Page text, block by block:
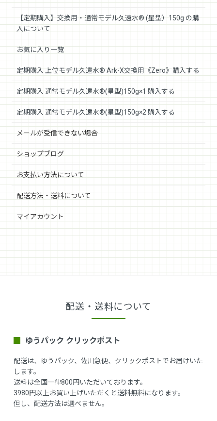
【定期購入】交換用・通常モデル久遠水® (星型）150g の購
入について
お気に入り一覧
定期購入 上位モデル久遠水® Ark-X交換用《Zero》購入する
定期購入 通常モデル久遠水®(星型)150g×1 購入する
定期購入 通常モデル久遠水®(星型)150g×2 購入する
メールが受信できない場合
ショップブログ
お支払い方法について
配送方法・送料について
マイアカウント
配送・送料について
ゆうパック クリックポスト
配送は、ゆうパック、佐川急便、クリックポストでお届けいた
します。
送料は全国一律800円いただいております。
3980円以上お買い上げいただくと送料無料になります。
但し、配送方法は選べません。